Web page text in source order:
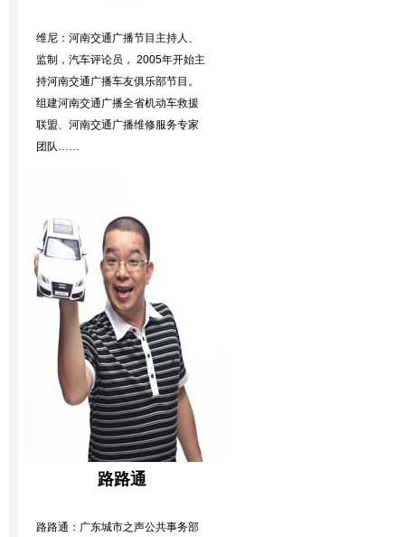
维尼：河南交通广播节目主持人、
监制，汽车评论员， 2005年开始主
持河南交通广播车友俱乐部节目。
组建河南交通广播全省机动车救援
联盟、河南交通广播维修服务专家
团队……
路路通
路路通：广东城市之声公共事务部